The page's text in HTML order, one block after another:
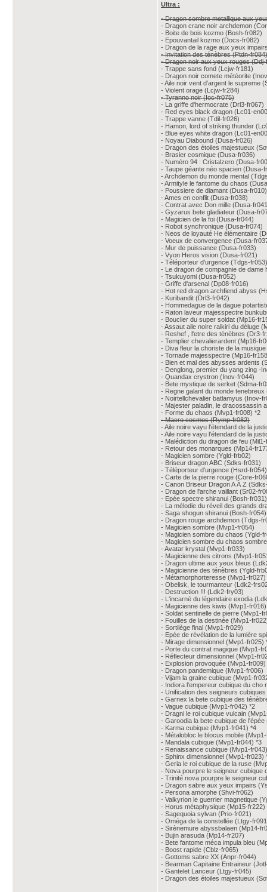
Ultra :
- Dragon sombre metallique aux
- Dragon crane noir archdemon
- Boite de bois kozmo (Bosh-fr082)
- Epouvantail kozmo (Docs-fr082)
- Dragon de la rage aux yeux
- Invitation des ténèbres (Ptdn-fr084)
- Dragon noir aux yeux rouges
- Trappe sans fond (Lcjw-fr181)
- Dragon noir comete météorite
- Aile noir vent d'argent le supreme
- Violent orage (Lcjw-fr284)
- Tyranno noir (Ioc-fr075)
- La griffe d'hermocrate (Drl3-fr067)
- Red eyes black dragon (Lc01-
- Trappe vanne (Tdil-fr026)
- Hamon, lord of striking thunder
- Blue eyes white dragon (Lc01-
- Noyau Diabound (Dusa-fr026)
- Dragon des étoiles majestueux
- Brasier cosmique (Dusa-fr036)
- Numéro 94 : Cristalzero (Dusa-
- Taupe géante néo spacien (Dusa-
- Archdemon du monde mental
- Armityle le fantome du chaos
- Poussiere de diamant (Dusa-fr010)
- Ames en conflit (Dusa-fr038)
- Contrat avec Don mille (Dusa-
- Gyzarus bete gladiateur (Dusa-
- Magicien de la foi (Dusa-fr044)
- Robot synchronique (Dusa-fr074)
- Neos de loyauté He élémentaire
- Voeux de convergence (Dusa-
- Mur de puissance (Dusa-fr033)
- Vyon Heros vision (Dusa-fr021)
- Téléporteur d'urgence (Tdgs-
- Le dragon de compagnie de dame
- Tsukuyomi (Dusa-fr052)
- Griffe d'arsenal (Dp08-fr016)
- Hot red dragon archfiend abyss
- Kuribandit (Drl3-fr042)
- Hommedague de la dague
- Raton laveur majesspectre
- Bouclier du super soldat (Mp16-
- Assaut aile noire raikiri du déluge
- Reshef , l'etre des ténèbres (Dr3-
- Templier chevalierardent (Mp16-
- Diva fleur la choriste de la
- Tornade majesspectre (Mp16-
- Bien et mal des abysses ardents
- Denglong, premier du yang zing -
- Quandax crystron (Inov-fr044)
- Bete mystique de serket (Sdma-
- Regne galant du monde
- Noirtellchevalier batlamyus (Inov-
- Majester paladin, le dracossassin
- Forme du chaos (Mvp1-fr008) *2
- Macro cosmos (Rymp-fr082)
- Aile noire vayu l'étendard de la
- Aile noire vayu l'étendard de la
- Malédiction du dragon de feu
- Retour des monarques (Mp14-
- Magicien sombre (Ygld-frb02)
- Briseur dragon ABC (Sdks-fr031)
- Téléporteur d'urgence (Hsrd-fr054)
- Carte de la pierre rouge (Core-
- Canon Briseur Dragon A À Z
- Dragon de l'arche vaillant (Sr02-
- Epée spectre shiranui (Bosh-
- La mélodie du réveil des grands
- Saga shogun shiranui (Bosh-
- Dragon rouge archdemon (Tdgs-
- Magicien sombre (Mvp1-fr054)
- Magicien sombre du chaos (Ygld-
- Magicien sombre du chaos
- Avatar krystal (Mvp1-fr033)
- Magicienne des citrons (Mvp1-
- Dragon ultime aux yeux bleus
- Magicienne des ténèbres (Ygld-
- Métamorphorteresse (Mvp1-fr027)
- Obelisk, le tourmanteur (Ldk2-
- Destruction !!! (Ldk2-fry03)
- L'incarné du légendaire exodia
- Magicienne des kiwis (Mvp1-
- Soldat sentinelle de pierre (Mvp1-
- Fouilles de la destinée (Mvp1-
- Sortilège final (Mvp1-fr029)
- Epée de révélation de la lumière
- Mirage dimensionnel (Mvp1-fr025)
- Porte du contrat magique (Mvp1-
- Réflecteur dimensionnel (Mvp1-
- Explosion provoquée (Mvp1-fr009)
- Dragon pandemique (Mvp1-fr006)
- Vijam la graine cubique (Mvp1-
- Indiora l'empereur cubique du cho
- Unification des seigneurs
- Garnex la bete cubique des
- Vague cubique (Mvp1-fr042) *2
- Dragni le roi cubique vulcain
- Garoodia la bete cubique de
- Karma cubique (Mvp1-fr041) *4
- Métalobloc le blocus mobile
- Mandala cubique (Mvp1-fr044) *3
- Renaissance cubique (Mvp1-
- Sphinx dimensionnel (Mvp1-fr023)
- Geria le roi cubique de la ruse
- Nova pourpre le seigneur cubique
- Trinité nova pourpre le seigneur
- Dragon sabre aux yeux impairs
- Persona amorphe (Shvi-fr062)
- Valkyrion le guerrier magnetique
- Horus métaphysique (Mp15-fr222)
- Sagequoia sylvan (Prio-fr021)
- Oméga de la constellée (Ltgy-
- Sirènemure abyssbalaen (Mp14-
- Bujin arasuda (Mp14-fr207)
- Bete fantome méca impula bleu
- Boost rapide (Cblz-fr065)
- Gottoms sabre XX (Anpr-fr044)
- Bearman Capitaine Entraineur
- Gantelet Lanceur (Ltgy-fr045)
- Dragon des étoiles majestueux